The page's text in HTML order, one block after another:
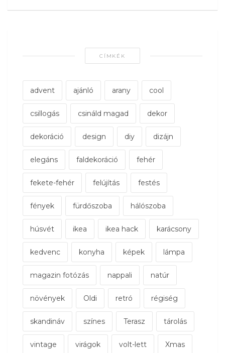
CÍMKÉK
advent ajánló arany cool
csillogás csináld magad dekor
dekoráció design diy dizájn
elegáns faldekoráció fehér
fekete-fehér felújítás festés
fények fürdőszoba hálószoba
húsvét ikea ikea hack karácsony
kedvenc konyha képek lámpa
magazin fotózás nappali natúr
növények Oldi retró régiség
skandináv színes Terasz tárolás
vintage virágok volt-lett Xmas